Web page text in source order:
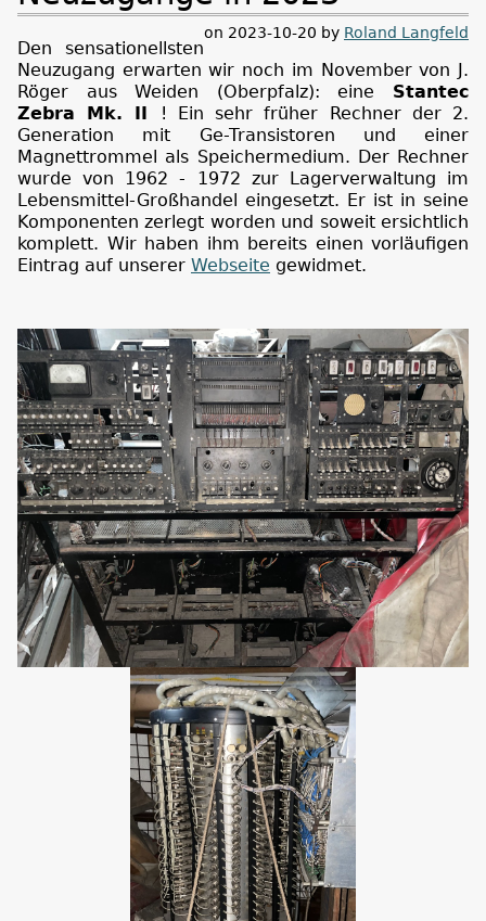
on 2023-10-20 by Roland Langfeld
Den sensationellsten
Neuzugang erwarten wir noch im November von J.
Röger aus Weiden (Oberpfalz): eine Stantec
Zebra Mk. II
! Ein sehr früher Rechner der 2.
Generation mit Ge-Transistoren und einer
Magnettrommel als Speichermedium. Der Rechner
wurde von 1962 - 1972 zur Lagerverwaltung im
Lebensmittel-Großhandel eingesetzt. Er ist in seine
Komponenten zerlegt worden und soweit ersichtlich
komplett. Wir haben ihm bereits einen vorläufigen
Eintrag auf unserer Webseite gewidmet.